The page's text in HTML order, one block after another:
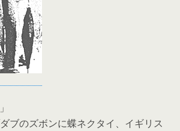
ブのズボンに蝶ネクタイ、イギリス